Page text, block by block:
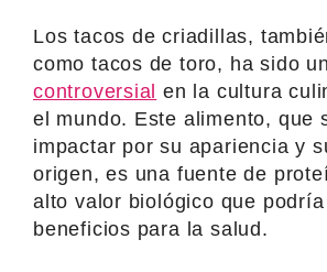
Los tacos de criadillas,
como tacos de toro, ha sido un
controversial en la cultura
el mundo. Este alimento, que
impactar por su apariencia y
origen, es una fuente de
alto valor biológico que
beneficios para la salud.